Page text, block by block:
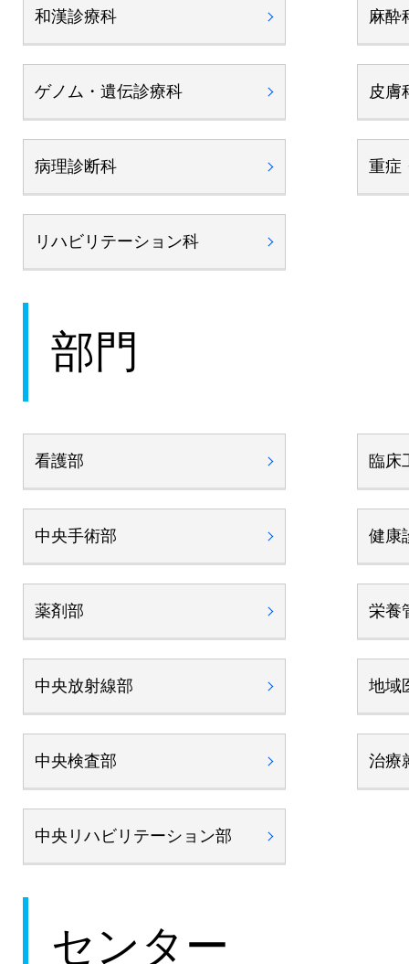
和漢診療科
ゲノム・遺伝診療科
病理診断科
リハビリテーション科
麻酔
皮膚
重症
部門
看護部
中央手術部
薬剤部
中央放射線部
中央検査部
中央リハビリテーション部
臨床
健康
栄養
地域
治療
センター